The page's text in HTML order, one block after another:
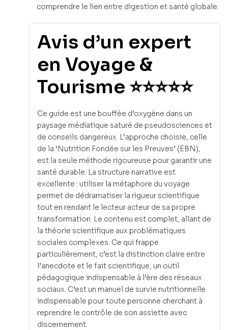
comprendre le lien entre digestion et santé globale.
Avis d’un expert
en Voyage &
Tourisme ⭐⭐⭐⭐⭐
Ce guide est une bouffée d’oxygène dans un
paysage médiatique saturé de pseudosciences et
de conseils dangereux. L’approche choisie, celle
de la ‘Nutrition Fondée sur les Preuves’ (EBN),
est la seule méthode rigoureuse pour garantir une
santé durable. La structure narrative est
excellente : utiliser la métaphore du voyage
permet de dédramatiser la rigueur scientifique
tout en rendant le lecteur acteur de sa propre
transformation. Le contenu est complet, allant de
la théorie scientifique aux problématiques
sociales complexes. Ce qui frappe
particulièrement, c’est la distinction claire entre
l’anecdote et le fait scientifique, un outil
pédagogique indispensable à l’ère des réseaux
sociaux. C’est un manuel de survie nutritionnelle
indispensable pour toute personne cherchant à
reprendre le contrôle de son assiette avec
discernement.